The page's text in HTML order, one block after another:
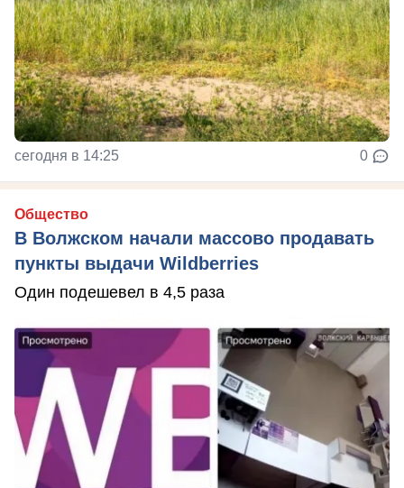
сегодня в 14:25 0
Общество
В Волжском начали массово продавать
пункты выдачи Wildberries
Один подешевел в 4,5 раза